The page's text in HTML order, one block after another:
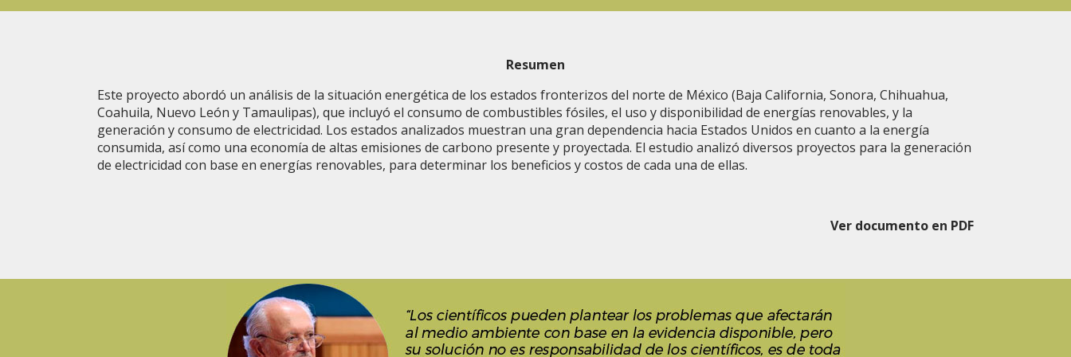
Resumen
Este proyecto abordó un análisis de la situación energética de los estados fronterizos del norte de México (Baja California, Sonora, Chihuahua,
Coahuila, Nuevo León y Tamaulipas), que incluyó el consumo de combustibles fósiles, el uso y disponibilidad de energías renovables, y la
generación y consumo de electricidad. Los estados analizados muestran una gran dependencia hacia Estados Unidos en cuanto a la energía
consumida, así como una economía de altas emisiones de carbono presente y proyectada. El estudio analizó diversos proyectos para la generación
de electricidad con base en energías renovables, para determinar los beneficios y costos de cada una de ellas.
Ver documento en PDF